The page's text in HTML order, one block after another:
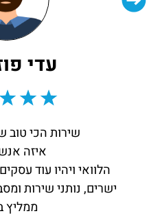
עדי
שירות הכי טוב
איזה
הלוואי ויהיו עוד
ישרים, נותני שירות
ממליץ